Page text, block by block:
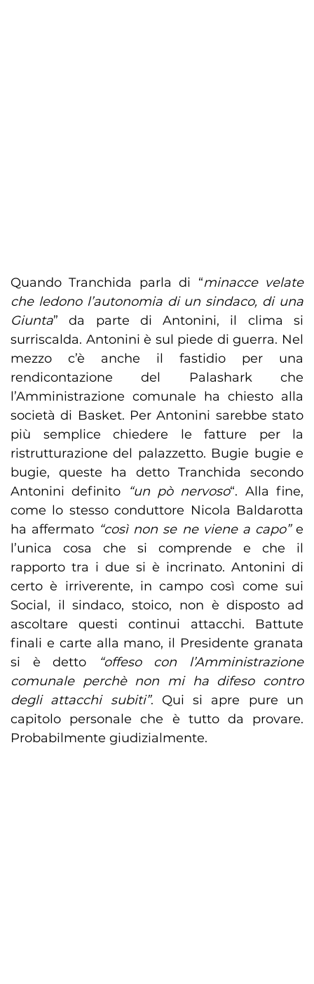
Quando Tranchida parla di “minacce velate
che ledono l’autonomia di un sindaco, di una
Giunta” da parte di Antonini, il clima si
surriscalda. Antonini è sul piede di guerra. Nel
mezzo c’è anche il fastidio per una
rendicontazione del Palashark che
l’Amministrazione comunale ha chiesto alla
società di Basket. Per Antonini sarebbe stato
più semplice chiedere le fatture per la
ristrutturazione del palazzetto. Bugie bugie e
bugie, queste ha detto Tranchida secondo
Antonini definito
“un pò nervoso“. Alla fine,
come lo stesso conduttore Nicola Baldarotta
ha affermato “così non se ne viene a capo”e
l’unica cosa che si comprende e che il
rapporto tra i due si è incrinato. Antonini di
certo è irriverente, in campo così come sui
Social, il sindaco, stoico, non è disposto ad
ascoltare questi continui attacchi. Battute
finali e carte alla mano, il Presidente granata
si è detto
“offeso con l’Amministrazione
comunale perchè non mi ha difeso contro
degli attacchi subiti”. Qui si apre pure un
capitolo personale che è tutto da provare.
Probabilmente giudizialmente.